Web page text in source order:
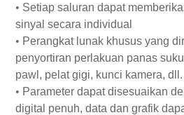
• Setiap saluran dapat
sinyal secara individual
• Perangkat lunak khusus yang
penyortiran perlakuan panas
pawl, pelat gigi, kunci kamera, dll.
• Parameter dapat disesuaikan
digital penuh, data dan grafik